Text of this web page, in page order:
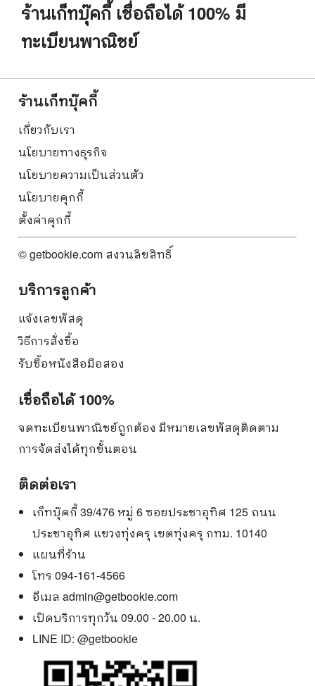
ร้านเก็ทบุ๊คกี้ เชื่อถือได้ 100% มี
ทะเบียนพาณิชย์
ร้านเก็ทบุ๊คกี้
เกี่ยวกับเรา
นโยบายทางธุรกิจ
นโยบายความเป็นส่วนตัว
นโยบายคุกกี้
ตั้งค่าคุกกี้
© getbookie.com สงวนลิขสิทธิ์
บริการลูกค้า
แจ้งเลขพัสดุ
วิธีการสั่งซื้อ
รับซื้อหนังสือมือสอง
เชื่อถือได้ 100%
จดทะเบียนพาณิชย์ถูกต้อง มีหมายเลขพัสดุติดตาม
การจัดส่งได้ทุกขั้นตอน
ติดต่อเรา
เก็ทบุ๊คกี้ 39/476 หมู่ 6 ซอยประชาอุทิศ 125 ถนน
ประชาอุทิศ แขวงทุ่งครุ เขตทุ่งครุ กทม. 10140
แผนที่ร้าน
โทร 094-161-4566
อีเมล admin@getbookie.com
เปิดบริการทุกวัน 09.00 - 20.00 น.
LINE ID: @getbookie